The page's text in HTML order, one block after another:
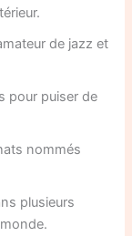
de jazz et
pour puiser de
nommés
plusieurs